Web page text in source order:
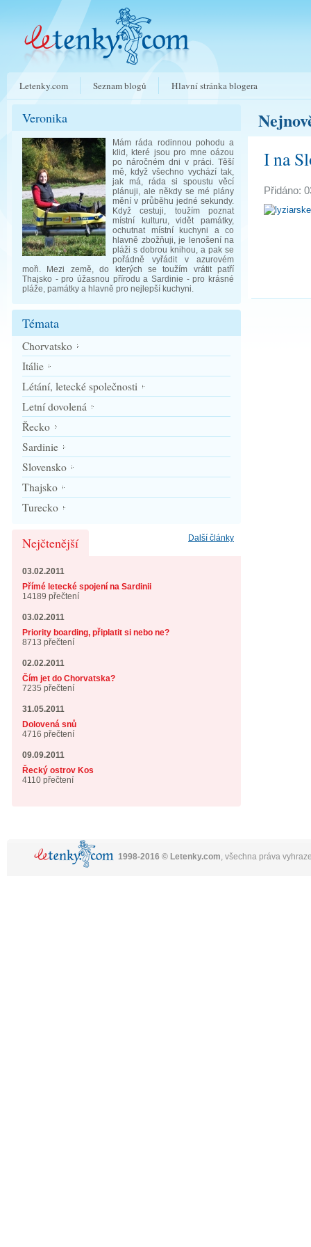
Letenky.com Seznam blogů Hlavní stránka blogera
Veronika
Mám ráda rodinnou pohodu a
klid, které jsou pro mne oázou
po náročném dni v práci. Těší
mě, když všechno vychází tak,
jak má, ráda si spoustu věcí
plánuji, ale někdy se mé plány
mění v průběhu jedné sekundy.
Když cestuji, toužím poznat
místní kulturu, vidět památky,
ochutnat místní kuchyni a co
hlavně zbožňuji, je lenošení na
pláži s dobrou knihou, a pak se
pořádně vyřádit v azurovém
moři. Mezi země, do kterých se toužím vrátit patří
Thajsko - pro úžasnou přírodu a Sardinie - pro krásné
pláže, památky a hlavně pro nejlepší kuchyni.
Témata
Chorvatsko
Itálie
Létání, letecké společnosti
Letní dovolená
Řecko
Sardinie
Slovensko
Thajsko
Turecko
Další články
Nejčtenější
03.02.2011
Přímé letecké spojení na Sardinii
14189 přečtení
03.02.2011
Priority boarding, připlatit si nebo ne?
8713 přečtení
02.02.2011
Čím jet do Chorvatska?
7235 přečtení
31.05.2011
Dolovená snů
4716 přečtení
09.09.2011
Řecký ostrov Kos
4110 přečtení
I na
Přidáno:
1998-2016 © Letenky.com, všechna práva